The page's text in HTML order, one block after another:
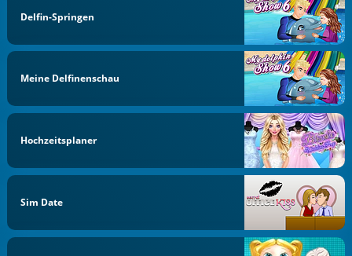
Delfin-Springen
Meine Delfinenschau
Hochzeitsplaner
Sim Date